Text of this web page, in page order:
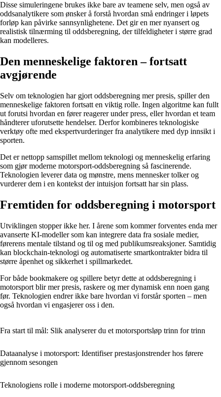
Disse simuleringene brukes ikke bare av teamene selv, men også av
oddsanalytikere som ønsker å forstå hvordan små endringer i løpets
forløp kan påvirke sannsynlighetene. Det gir en mer nyansert og
realistisk tilnærming til oddsberegning, der tilfeldigheter i større grad
kan modelleres.
Den menneskelige faktoren – fortsatt
avgjørende
Selv om teknologien har gjort oddsberegning mer presis, spiller den
menneskelige faktoren fortsatt en viktig rolle. Ingen algoritme kan fullt
ut forutsi hvordan en fører reagerer under press, eller hvordan et team
håndterer uforutsette hendelser. Derfor kombineres teknologiske
verktøy ofte med ekspertvurderinger fra analytikere med dyp innsikt i
sporten.
Det er nettopp samspillet mellom teknologi og menneskelig erfaring
som gjør moderne motorsport-oddsberegning så fascinerende.
Teknologien leverer data og mønstre, mens mennesker tolker og
vurderer dem i en kontekst der intuisjon fortsatt har sin plass.
Fremtiden for oddsberegning i motorsport
Utviklingen stopper ikke her. I årene som kommer forventes enda mer
avanserte KI-modeller som kan integrere data fra sosiale medier,
førerens mentale tilstand og til og med publikumsreaksjoner. Samtidig
kan blockchain-teknologi og automatiserte smartkontrakter bidra til
større åpenhet og sikkerhet i spillmarkedet.
For både bookmakere og spillere betyr dette at oddsberegning i
motorsport blir mer presis, raskere og mer dynamisk enn noen gang
før. Teknologien endrer ikke bare hvordan vi forstår sporten – men
også hvordan vi engasjerer oss i den.
Fra start til mål: Slik analyserer du et motorsportsløp trinn for trinn
Dataanalyse i motorsport: Identifiser prestasjonstrender hos førere
gjennom sesongen
Teknologiens rolle i moderne motorsport-oddsberegning